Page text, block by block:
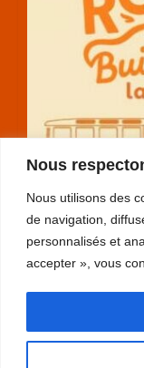
Nous
Nous utilisons des
de navigation,
personnalisés et
accepter », vous
RGPD
mentions légales